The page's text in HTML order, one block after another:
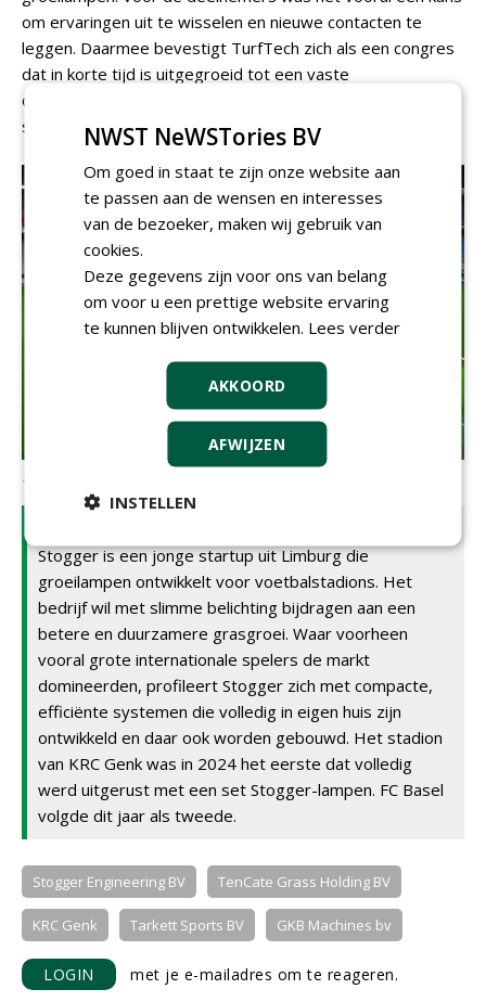
om ervaringen uit te wisselen en nieuwe contacten te
leggen. Daarmee bevestigt TurfTech zich als een congres
dat in korte tijd is uitgegroeid tot een vaste
ontmoetingsplek voor de internationale gras- en
sportveldenwereld.
Stogger lampen op veld van FC Basel
Stogger is een jonge startup uit Limburg die
groeilampen ontwikkelt voor voetbalstadions. Het
bedrijf wil met slimme belichting bijdragen aan een
betere en duurzamere grasgroei. Waar voorheen
vooral grote internationale spelers de markt
domineerden, profileert Stogger zich met compacte,
efficiënte systemen die volledig in eigen huis zijn
ontwikkeld en daar ook worden gebouwd. Het stadion
van KRC Genk was in 2024 het eerste dat volledig
werd uitgerust met een set Stogger-lampen. FC Basel
volgde dit jaar als tweede.
Stogger Engineering BV TenCate Grass Holding BV
KRC Genk Tarkett Sports BV GKB Machines bv
LOGIN met je e-mailadres om te reageren.
NWST NeWSTories BV
Om goed in staat te zijn onze website aan
te passen aan de wensen en interesses
van de bezoeker, maken wij gebruik van
cookies.
Deze gegevens zijn voor ons van belang
om voor u een prettige website ervaring
te kunnen blijven ontwikkelen. Lees verder
AKKOORD
AFWIJZEN
INSTELLEN